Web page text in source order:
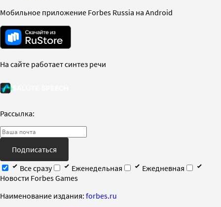
Мобильное приложение Forbes Russia на Android
На сайте работает синтез речи
Рассылка:
Подписаться
Все сразу
Еженедельная
Ежедневная
Новости Forbes Games
Наименование издания: forbes.ru